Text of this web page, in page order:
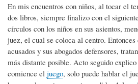
En mis encuentros con niños, al tocar el
dos libros, siempre finalizo con el
círculos con los niños en sus asientos,
juez, el cual se coloca al centro.
acusados y sus abogados defensores,
más distante posible. Acto seguido
comience el juego, solo puede hablar el